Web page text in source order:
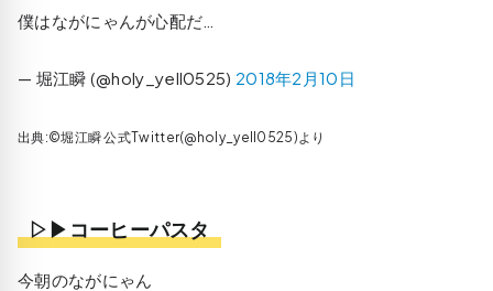
僕はながにゃんが心配だ…
— 堀江瞬 (@holy_yell0525) 2018年2月10日
出典:©堀江瞬 公式Twitter(@holy_yell0525)より
▷▶コーヒーパスタ
今朝のながにゃん